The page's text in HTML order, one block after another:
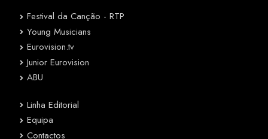
Festival da Canção - RTP
Young Musicians
Eurovision.tv
Junior Eurovision
ABU
Linha Editorial
Equipa
Contactos